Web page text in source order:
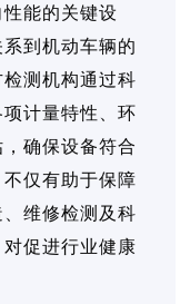
能的关键设
到机动车辆的
测机构通过科
计量特性、环
确保设备符合
仅有助于保障
维修检测及科
促进行业健康